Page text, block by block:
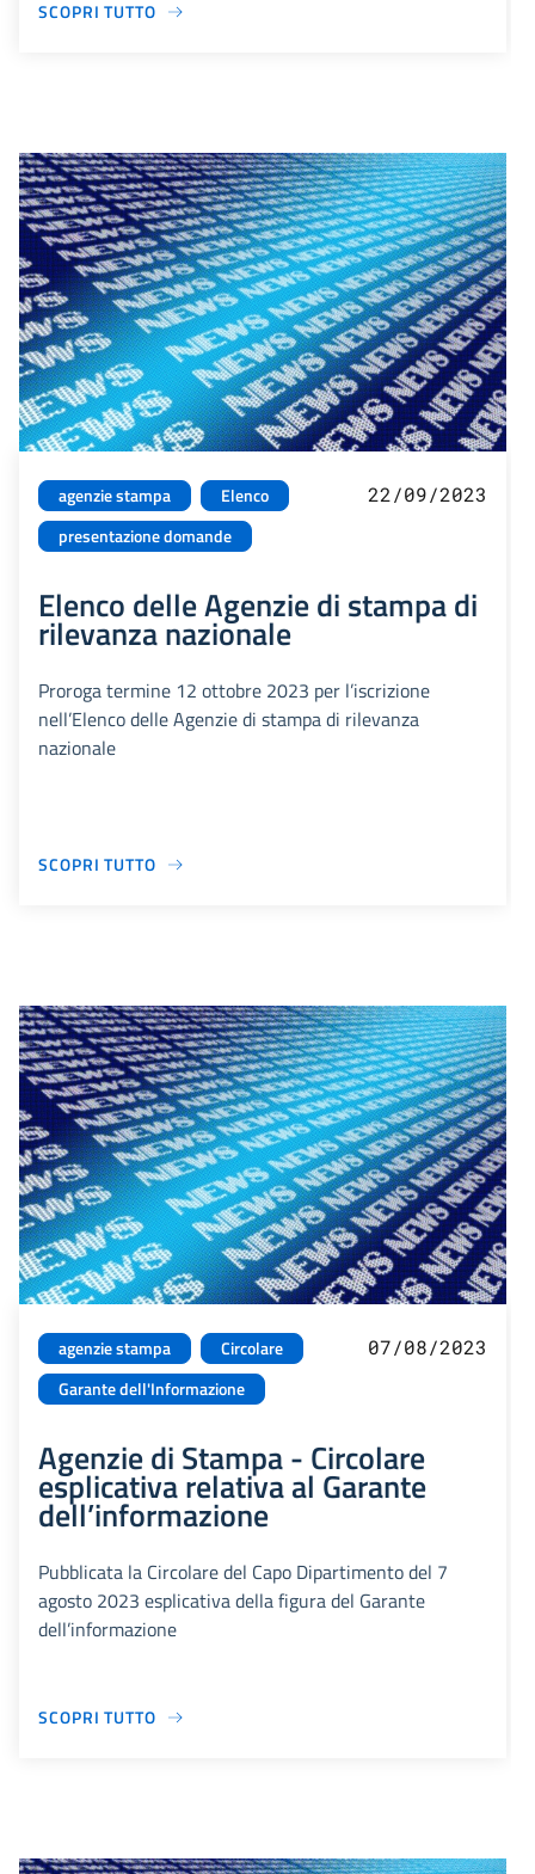
SCOPRI TUTTO
agenzie stampa
Elenco
presentazione domande
22/09/2023
Elenco delle Agenzie di stampa di
rilevanza nazionale
Proroga termine 12 ottobre 2023 per l’iscrizione
nell’Elenco delle Agenzie di stampa di rilevanza
nazionale
SCOPRI TUTTO
agenzie stampa
Circolare
Garante dell'Informazione
07/08/2023
Agenzie di Stampa - Circolare
esplicativa relativa al Garante
dell’informazione
Pubblicata la Circolare del Capo Dipartimento del 7
agosto 2023 esplicativa della figura del Garante
dell’informazione
SCOPRI TUTTO